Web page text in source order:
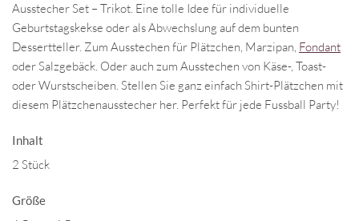
Ausstecher Set – Trikot. Eine tolle Idee für individuelle
Geburtstagskekse oder als Abwechslung auf dem bunten
Dessertteller. Zum Ausstechen für Plätzchen, Marzipan, Fondant
oder Salzgebäck. Oder auch zum Ausstechen von Käse-, Toast-
oder Wurstscheiben. Stellen Sie ganz einfach Shirt-Plätzchen mit
diesem Plätzchenausstecher her. Perfekt für jede Fussball Party!
Inhalt
2 Stück
Größe